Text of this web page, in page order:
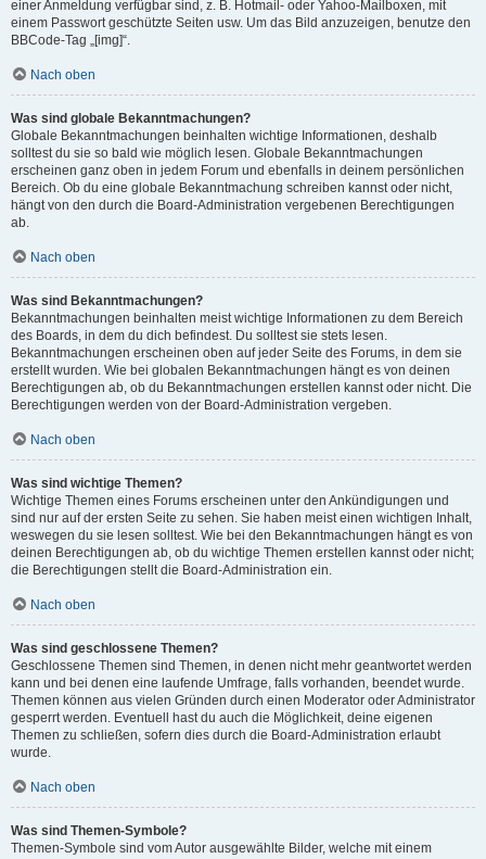
einer Anmeldung verfügbar sind, z. B. Hotmail- oder Yahoo-Mailboxen, mit
einem Passwort geschützte Seiten usw. Um das Bild anzuzeigen, benutze den
BBCode-Tag „[img]“.
Nach oben
Was sind globale Bekanntmachungen?
Globale Bekanntmachungen beinhalten wichtige Informationen, deshalb
solltest du sie so bald wie möglich lesen. Globale Bekanntmachungen
erscheinen ganz oben in jedem Forum und ebenfalls in deinem persönlichen
Bereich. Ob du eine globale Bekanntmachung schreiben kannst oder nicht,
hängt von den durch die Board-Administration vergebenen Berechtigungen
ab.
Nach oben
Was sind Bekanntmachungen?
Bekanntmachungen beinhalten meist wichtige Informationen zu dem Bereich
des Boards, in dem du dich befindest. Du solltest sie stets lesen.
Bekanntmachungen erscheinen oben auf jeder Seite des Forums, in dem sie
erstellt wurden. Wie bei globalen Bekanntmachungen hängt es von deinen
Berechtigungen ab, ob du Bekanntmachungen erstellen kannst oder nicht. Die
Berechtigungen werden von der Board-Administration vergeben.
Nach oben
Was sind wichtige Themen?
Wichtige Themen eines Forums erscheinen unter den Ankündigungen und
sind nur auf der ersten Seite zu sehen. Sie haben meist einen wichtigen Inhalt,
weswegen du sie lesen solltest. Wie bei den Bekanntmachungen hängt es von
deinen Berechtigungen ab, ob du wichtige Themen erstellen kannst oder nicht;
die Berechtigungen stellt die Board-Administration ein.
Nach oben
Was sind geschlossene Themen?
Geschlossene Themen sind Themen, in denen nicht mehr geantwortet werden
kann und bei denen eine laufende Umfrage, falls vorhanden, beendet wurde.
Themen können aus vielen Gründen durch einen Moderator oder Administrator
gesperrt werden. Eventuell hast du auch die Möglichkeit, deine eigenen
Themen zu schließen, sofern dies durch die Board-Administration erlaubt
wurde.
Nach oben
Was sind Themen-Symbole?
Themen-Symbole sind vom Autor ausgewählte Bilder, welche mit einem